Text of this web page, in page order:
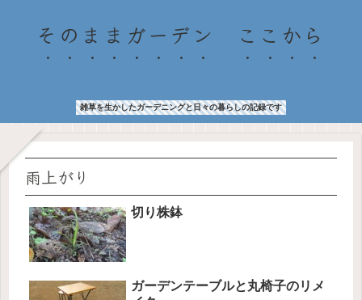
そのままガーデン ここから
雑草を生かしたガーデニングと日々の暮らしの記録です
雨上がり
切り株鉢
ガーデンテーブルと丸椅子のリメ